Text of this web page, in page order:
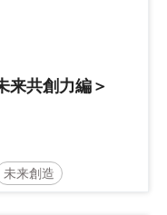
来共創力編＞
未来創造